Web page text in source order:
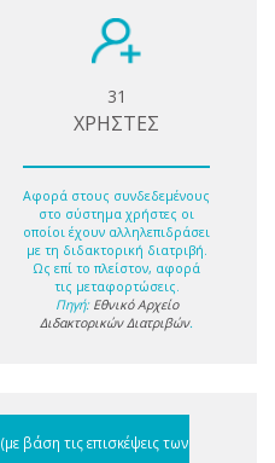
31
ΧΡΗΣΤΕΣ
Αφορά στους συνδεδεμένους
στο σύστημα χρήστες οι
οποίοι έχουν αλληλεπιδράσει
με τη διδακτορική διατριβή.
Ως επί το πλείστον, αφορά
τις μεταφορτώσεις.
Πηγή: Εθνικό Αρχείο
Διδακτορικών Διατριβών.
(με βάση τις επισκέψεις των